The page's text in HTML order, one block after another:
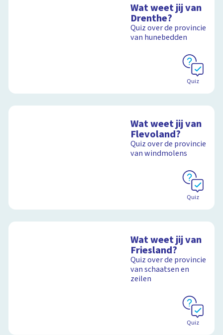
Wat weet jij van
Drenthe?
Quiz over de provincie
van hunebedden
Quiz
Wat weet jij van
Flevoland?
Quiz over de provincie
van windmolens
Quiz
Wat weet jij van
Friesland?
Quiz over de provincie
van schaatsen en
zeilen
Quiz